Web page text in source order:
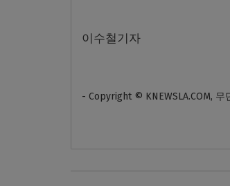
이수철기자
- Copyright © KNEWSLA.COM, 무